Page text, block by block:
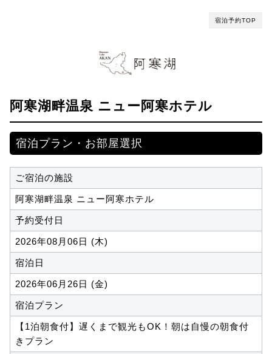
宿泊予約TOP
阿寒湖畔温泉 ニュー阿寒ホテル
宿泊プラン・お部屋選択
ご宿泊の施設
阿寒湖畔温泉 ニュー阿寒ホテル
予約受付日
2026年08月06日 (木)
宿泊日
2026年06月26日 (金)
宿泊プラン
【1泊朝食付】遅くまで観光もOK！朝は自慢の朝食付
きプラン